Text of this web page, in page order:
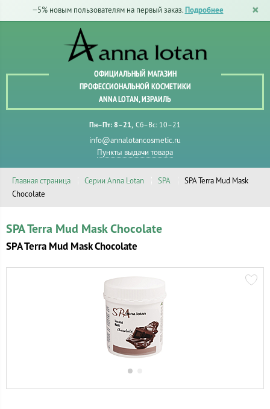
−5% новым пользователям на первый заказ. Подробнее
ОФИЦИАЛЬНЫЙ МАГАЗИН
ПРОФЕССИОНАЛЬНОЙ КОСМЕТИКИ
ANNA LOTAN, ИЗРАИЛЬ
Пн–Пт: 8–21 Сб–Вс: 10–21
info@annalotancosmetic.ru
Пункты выдачи товара
Главная страница Серии Anna Lotan SPA
SPA Terra Mud Mask
Chocolate
SPA Terra Mud Mask Chocolate
SPA Terra Mud Mask Chocolate